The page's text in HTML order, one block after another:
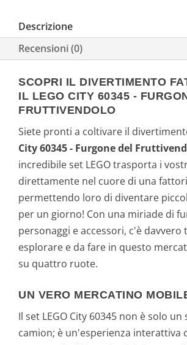
7
,
9
5
€
.
€
.
Descrizione
Recensioni (0)
SCOPRI IL DIVERTIMENTO
IL LEGO CITY 60345 -
FRUTTIVENDOLO
Siete pronti a coltivare il
City 60345 - Furgone del
incredibile set LEGO trasporta i
direttamente nel cuore di una
permettendo loro di diventare
per un giorno! Con una miriade di
personaggi e accessori, c'è davvero
esplorare e da fare in questo
su quattro ruote.
UN VERO MERCATINO
Il set LEGO City 60345 non è solo un
camion; è un'esperienza interattiva